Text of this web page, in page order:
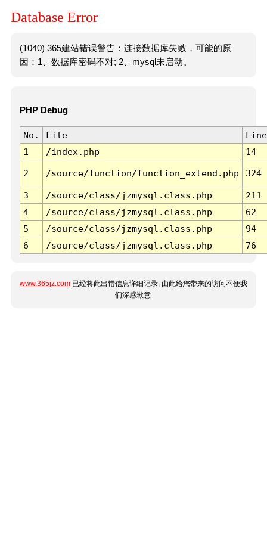
Database Error
(1040) 365建站错误警告：连接数据库失败，可能的原
因：1、数据库密码不对; 2、mysql未启动。
PHP Debug
No. File
Line
1
/index.php 14
2 /source/function/function_extend.php 324
3 /source/class/jzmysql.class.php
211
4
/source/class/jzmysql.class.php
62
5
/source/class/jzmysql.class.php
94
6
/source/class/jzmysql.class.php 76
www.365jz.com 已经将此出错信息详细记录, 由此给您带来的访问不便我
们深感歉意.